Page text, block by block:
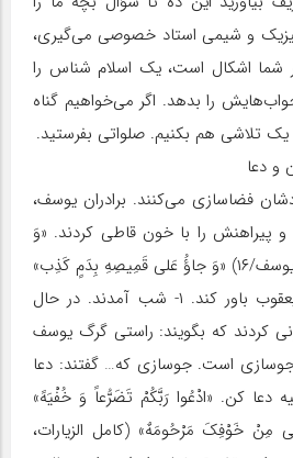
و شیمی استاد خصوصی می‌گیری،
اشکال است، یک اسلام شناس را
را بدهد. اگر می‌خواهیم گناه
تلاشی هم بکنیم. صلواتی بفرستید.
و دعا
فضاسازی می‌کنند. برادران یوسف،
و پیراهنش را با خون قاطی کردند. «وَ
جاؤُ أَباهُمْ عِشاءً یَبْکُونَ» (یوسف/۱۶) «وَ جاؤُ عَلى‏ قَمِیصِهِ بِدَمٍ‏ کَذِب‏»
چهار کار کردند که بلکه یعقوب باور کند. ۱- شب آمدند. در حال
کردند که بگویند: راستی گرگ یوسف
جوسازی است. جوسازی که… گفتند: دعا
دعا کن. «ادْعُوا رَبَّکُمْ‏ تَضَرُّعاً وَ خُفْیَهً»
مَنْ‏ بَکَی‏ مِنْ خَوْفِکَ مَرْحُومَهٌ» (کامل الزیارات،